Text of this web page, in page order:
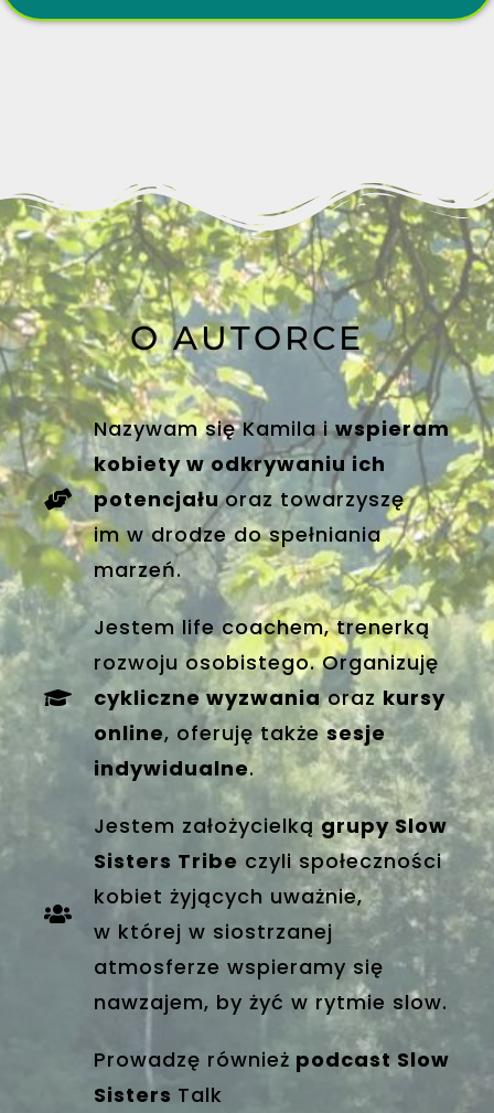
O AUTORCE
Nazywam się Kamila iwspieram
kobiety w odkrywaniu ich
potencjałuoraz towarzyszę
im w drodze do spełniania
marzeń.
Jestem life coachem, trenerką
rozwoju osobistego. Organizuję
cykliczne wyzwaniaoraz kursy
online, oferuję takżesesje
indywidualne.
Jestem założycielkągrupy Slow
Sisters Tribe czyli społeczności
kobiet żyjących uważnie,
w której w siostrzanej
atmosferze wspieramy się
nawzajem, by żyć w rytmie slow.
Prowadzę również podcast Slow
Sisters Talk